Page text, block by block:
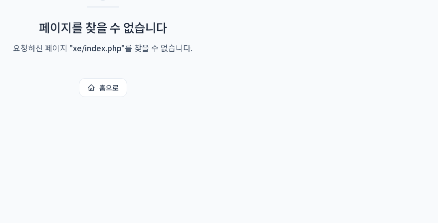
페이지를 찾을 수 없습니다
요청하신 페이지 "xe/index.php"를 찾을 수 없습니다.
홈으로